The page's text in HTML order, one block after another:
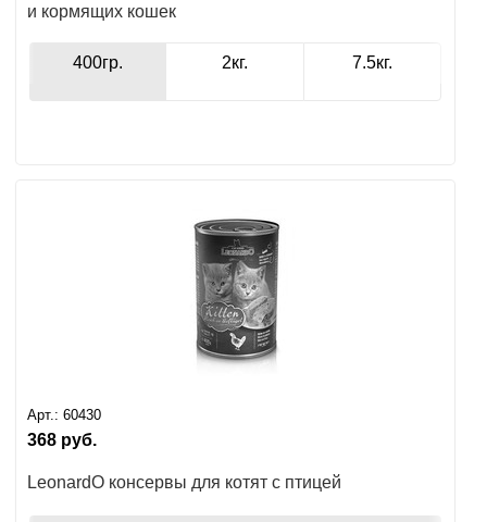
и кормящих кошек
400гр. 2кг. 7.5кг.
Арт.: 60430
368 руб.
LeonardO консервы для котят с птицей